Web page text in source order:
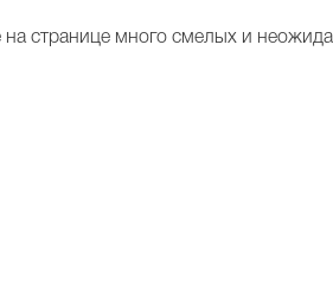
на странице много смелых и